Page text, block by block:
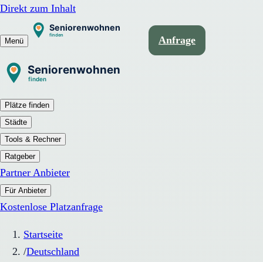
Direkt zum Inhalt
Menü Anfrage
Plätze finden
Städte
Tools & Rechner
Ratgeber
Partner Anbieter
Für Anbieter
Kostenlose Platzanfrage
Startseite
/Deutschland